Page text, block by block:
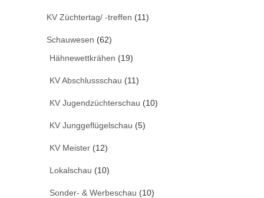
KV Züchtertag/ -treffen (11)
Schauwesen (62)
Hähnewettkrähen (19)
KV Abschlussschau (11)
KV Jugendzüchterschau (10)
KV Junggeflügelschau (5)
KV Meister (12)
Lokalschau (10)
Sonder- & Werbeschau (10)